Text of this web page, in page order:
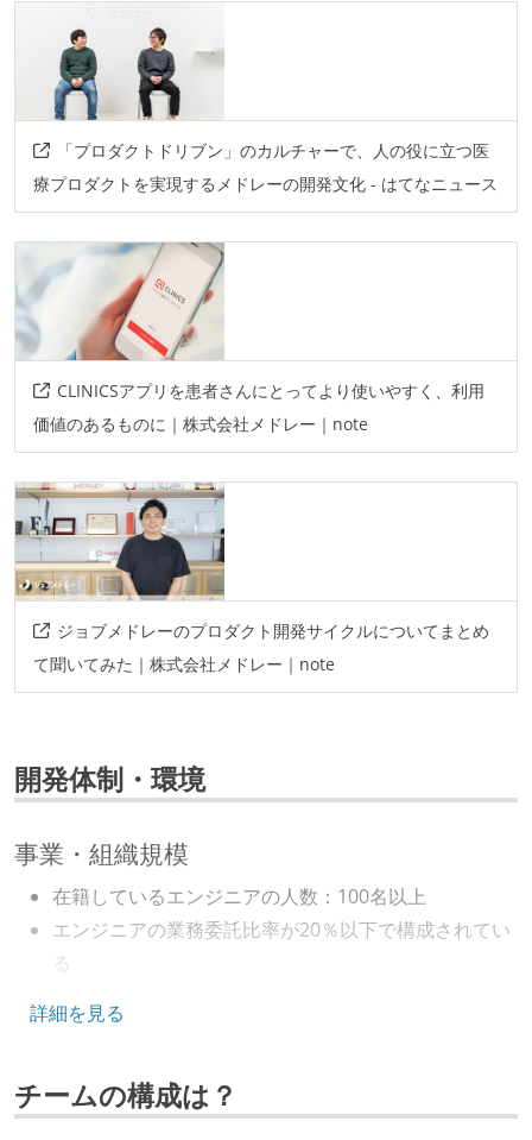
「プロダクトドリブン」のカルチャーで、人の役に立つ医
療プロダクトを実現するメドレーの開発文化 - はてなニュース
CLINICSアプリを患者さんにとってより使いやすく、利用
価値のあるものに｜株式会社メドレー｜note
ジョブメドレーのプロダクト開発サイクルについてまとめ
て聞いてみた｜株式会社メドレー｜note
開発体制・環境
事業・組織規模
在籍しているエンジニアの人数：100名以上
エンジニアの業務委託比率が20％以下で構成されてい
る
キャリアパス
いる
社内で、バックエンドチームからSREチームへの異動
詳細を見る
チームの構成は？